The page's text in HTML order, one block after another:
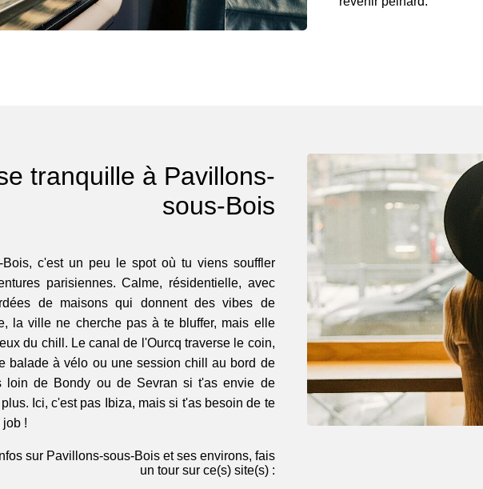
tranquille à Pavillons-
sous-Bois
Bois, c'est un peu le spot où tu viens souffler
parisiennes. Calme, résidentielle, avec
de maisons qui donnent des vibes de
la ville ne cherche pas à te bluffer, mais elle
du chill. Le canal de l'Ourcq traverse le coin,
balade à vélo ou une session chill au bord de
loin de Bondy ou de Sevran si t'as envie de
Ici, c'est pas Ibiza, mais si t'as besoin de te
job !
sur Pavillons-sous-Bois et ses environs, fais
un tour sur ce(s) site(s) :